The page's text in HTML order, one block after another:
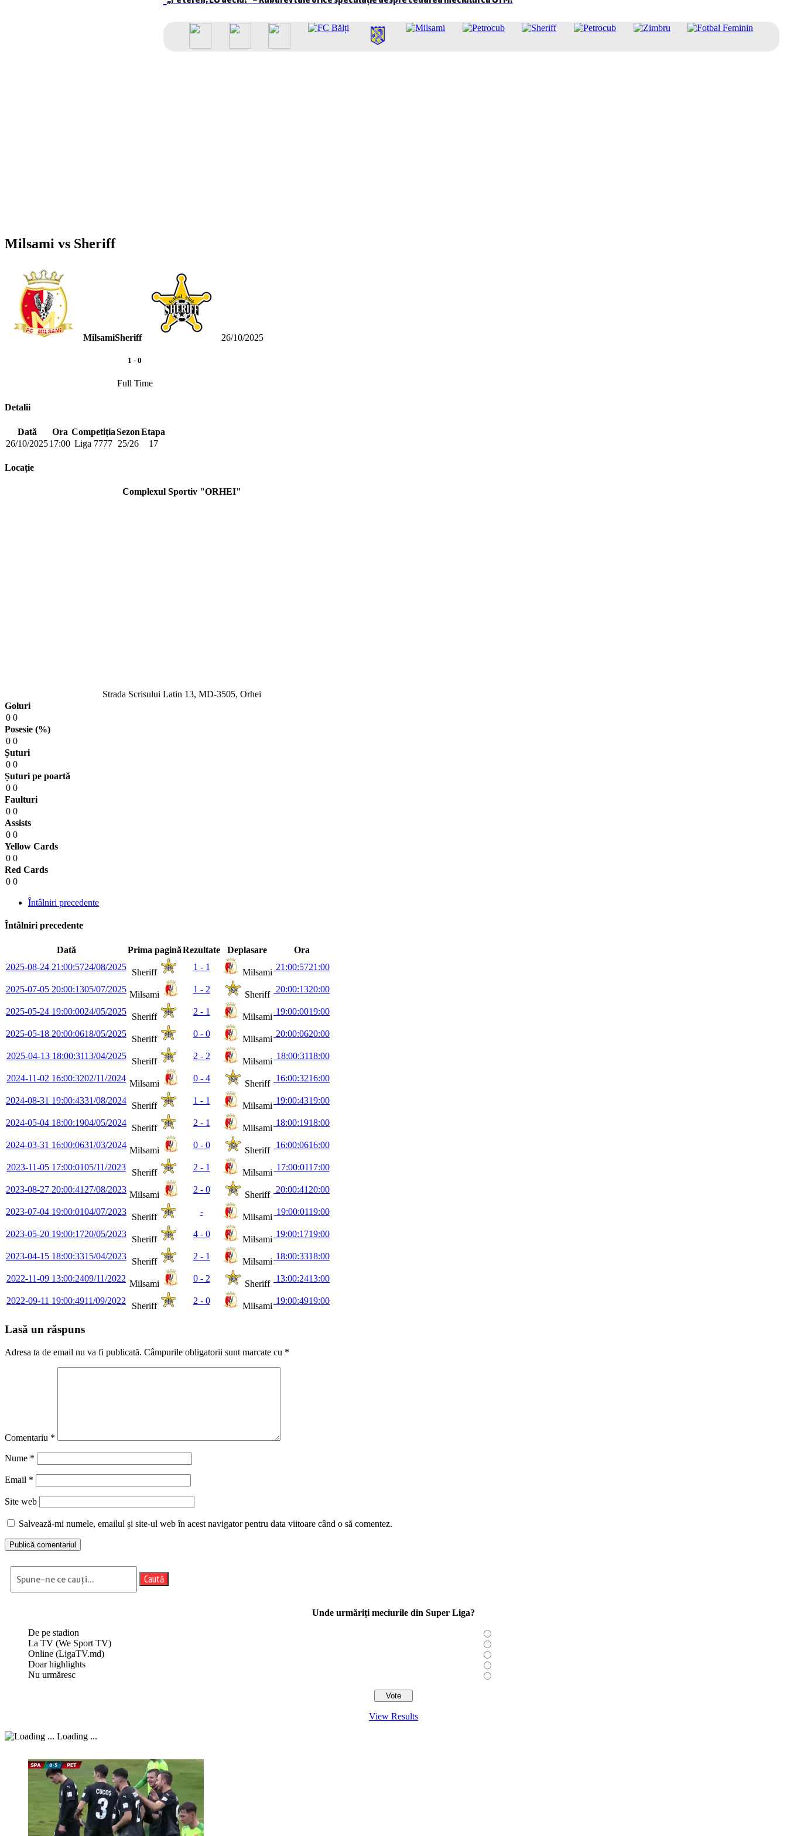
Milsami vs Sheriff
MilsamiSheriff 26/10/2025
1 - 0
Full Time
Detalii
Dată Ora CompetițiaSezonEtapa
26/10/202517:00 Liga 7777 25/26 17
Locație
Complexul Sportiv "ORHEI"
Strada Scrisului Latin 13, MD-3505, Orhei
Goluri
0 0
Posesie (%)
0 0
Șuturi
0 0
Șuturi pe poartă
0 0
Faulturi
0 0
Assists
0 0
Yellow Cards
0 0
Red Cards
0 0
Întâlniri precedente
Întâlniri precedente
Dată Prima paginăRezultate Deplasare
Ora
2025-08-24 21:00:5724/08/2025
Sheriff
1 - 1
Milsami
21:00:5721:00
2025-07-05 20:00:1305/07/2025
Milsami
1 - 2
Sheriff
20:00:1320:00
2025-05-24 19:00:0024/05/2025
Sheriff
2 - 1
Milsami
19:00:0019:00
2025-05-18 20:00:0618/05/2025
Sheriff
0 - 0
Milsami
20:00:0620:00
2025-04-13 18:00:3113/04/2025
Sheriff
2 - 2
Milsami
18:00:3118:00
2024-11-02 16:00:3202/11/2024
Milsami
0 - 4
Sheriff
16:00:3216:00
2024-08-31 19:00:4331/08/2024
Sheriff
1 - 1
Milsami
19:00:4319:00
2024-05-04 18:00:1904/05/2024
Sheriff
2 - 1
Milsami
18:00:1918:00
2024-03-31 16:00:0631/03/2024
Milsami
0 - 0
Sheriff
16:00:0616:00
2023-11-05 17:00:0105/11/2023
Sheriff
2 - 1
Milsami
17:00:0117:00
2023-08-27 20:00:41 27/08/2023
Milsami
2 - 0
Sheriff
20:00:41 20:00
2023-07-04 19:00:0104/07/2023
Sheriff
-
Milsami
19:00:0119:00
2023-05-20 19:00:1720/05/2023
Sheriff
4 - 0
Milsami
19:00:1719:00
2023-04-15 18:00:3315/04/2023
Sheriff
2 - 1
Milsami
18:00:3318:00
2022-11-09 13:00:2409/11/2022
Milsami
0 - 2
Sheriff
13:00:2413:00
2022-09-11 19:00:4911/09/2022
Sheriff
2 - 0
Milsami
19:00:4919:00
Lasă un răspuns
Adresa ta de email nu va fi publicată. Câmpurile obligatorii sunt marcate cu *
Comentariu *
Nume *
Email *
Site web
Salvează-mi numele, emailul și site-ul web în acest navigator pentru data viitoare când o să comentez.
Caută
Unde urmăriți meciurile din Super Liga?
De pe stadion
La TV (We Sport TV)
Online (LigaTV.md)
Doar highlights
Nu urmăresc
View Results
Loading ...